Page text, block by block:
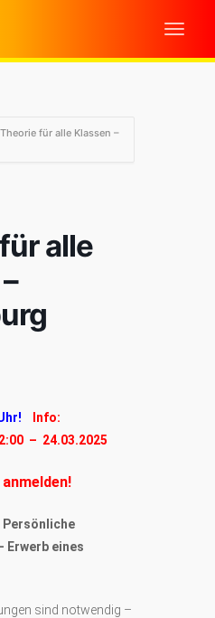
Theorie für alle Klassen –
alle
Info:
– 24.03.2025
Erwerb eines
sind notwendig –